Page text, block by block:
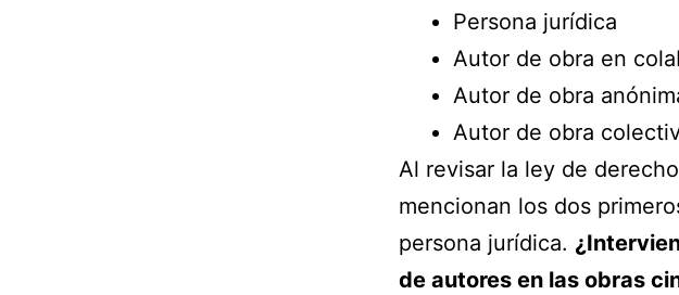
Persona jurídica
Autor de obra en
Autor de obra
Autor de obra
Al revisar la ley de
mencionan los dos
persona jurídica.
de autores en las obras